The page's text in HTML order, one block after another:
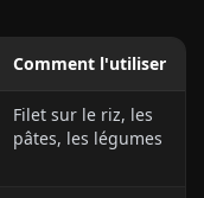
Comment l'utiliser
Filet sur le riz, les
pâtes, les légumes